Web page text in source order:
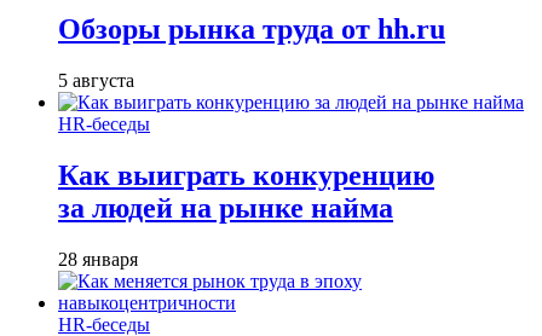
Обзоры рынка труда от hh.ru
5 августа
HR-беседы
Как выиграть конкуренцию
за людей на рынке найма
28 января
HR-беседы